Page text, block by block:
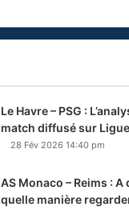
Le Havre – PSG :
match diffusé sur Ligue
28 Fév 2026 14:40 pm
AS Monaco – Reims :
quelle manière